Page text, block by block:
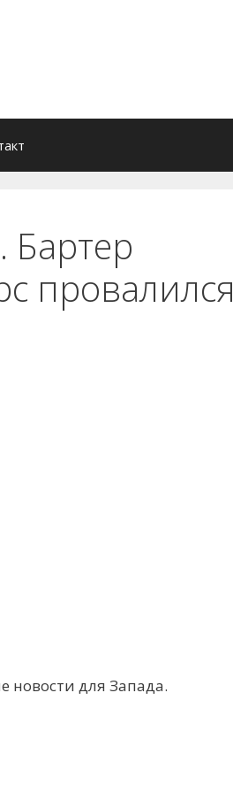
провалился
новости для Запада.